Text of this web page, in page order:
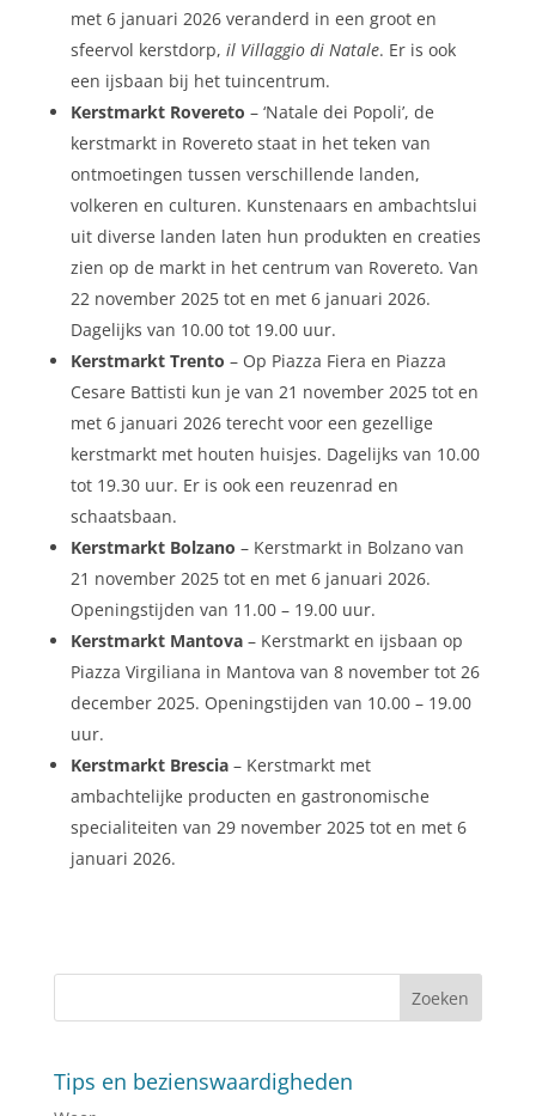
met 6 januari 2026 veranderd in een groot en
sfeervol kerstdorp, il Villaggio di Natale. Er is ook
een ijsbaan bij het tuincentrum.
Kerstmarkt Rovereto – ‘Natale dei Popoli’, de
kerstmarkt in Rovereto staat in het teken van
ontmoetingen tussen verschillende landen,
volkeren en culturen. Kunstenaars en ambachtslui
uit diverse landen laten hun produkten en creaties
zien op de markt in het centrum van Rovereto. Van
22 november 2025 tot en met 6 januari 2026.
Dagelijks van 10.00 tot 19.00 uur.
Kerstmarkt Trento – Op Piazza Fiera en Piazza
Cesare Battisti kun je van 21 november 2025 tot en
met 6 januari 2026 terecht voor een gezellige
kerstmarkt met houten huisjes. Dagelijks van 10.00
tot 19.30 uur. Er is ook een reuzenrad en
schaatsbaan.
Kerstmarkt Bolzano – Kerstmarkt in Bolzano van
21 november 2025 tot en met 6 januari 2026.
Openingstijden van 11.00 – 19.00 uur.
Kerstmarkt Mantova– Kerstmarkt en ijsbaan op
Piazza Virgiliana in Mantova van 8 november tot 26
december 2025. Openingstijden van 10.00 – 19.00
uur.
Kerstmarkt Brescia– Kerstmarkt met
ambachtelijke producten en gastronomische
specialiteiten van 29 november 2025 tot en met 6
januari 2026.
Tips en bezienswaardigheden